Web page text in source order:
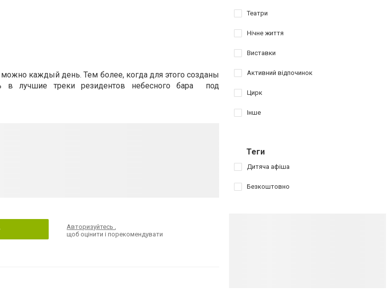
каждый день. Тем более, когда для этого созданы
в лучшие треки резидентов небесного бара под
Авторизуйтесь,
щоб оцінити і порекомендувати
Театри
Нічне життя
Виставки
Активний відпочинок
Цирк
Інше
Теги
Дитяча афіша
Безкоштовно